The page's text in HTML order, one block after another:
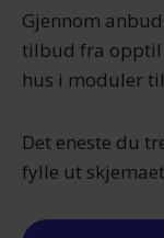
Gjennom
tilbud fra opptil
hus i moduler
Det eneste du
fylle ut